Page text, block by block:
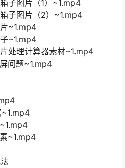
图片（1）~1.mp4
图片（2）~1.mp4
~1.mp4
~1.mp4
理计算器素材~1.mp4
问题~1.mp4
~1.mp4